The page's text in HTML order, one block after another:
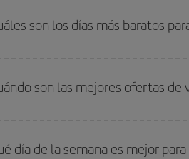
y horarios de ida y vuelta.
son los días más baratos
ir y en qué fechas habías pensado
que puedas encontrar la mejor oferta.
son las mejores ofertas
de vacaciones escolares son
día de la semana es mejor